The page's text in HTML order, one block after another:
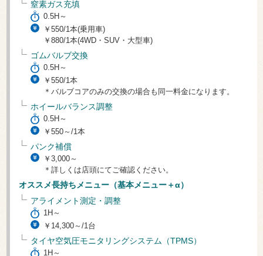
窒素ガス充填
0.5H～
￥550/1本(乗用車)
￥880/1本(4WD・SUV・大型車)
ゴムバルブ交換
0.5H～
￥550/1本
＊バルブコアのみの交換の場合も同一料金になります。
ホイールバランス調整
0.5H～
￥550～/1本
パンク補償
￥3,000～
＊詳しくは店頭にてご確認ください。
オススメ長持ちメニュー（基本メニュー＋α）
アライメント測定・調整
1H～
￥14,300～/1台
タイヤ空気圧モニタリングシステム（TPMS）
1H～